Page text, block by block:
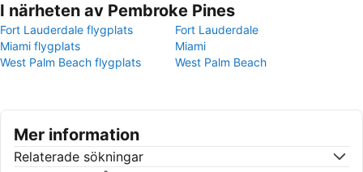
I närheten av Pembroke Pines
Fort Lauderdale flygplats
Fort Lauderdale
Miami flygplats
Miami
West Palm Beach flygplats
West Palm Beach
Mer information
Relaterade sökningar